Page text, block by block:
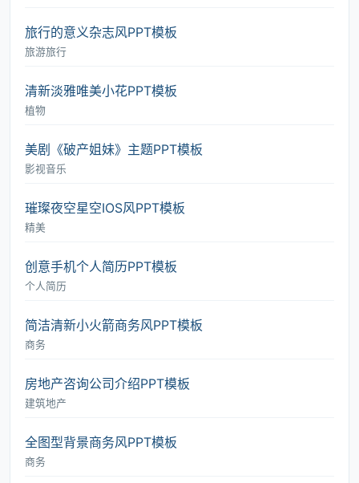
旅行的意义杂志风PPT模板
旅游旅行
清新淡雅唯美小花PPT模板
植物
美剧《破产姐妹》主题PPT模板
影视音乐
璀璨夜空星空IOS风PPT模板
精美
创意手机个人简历PPT模板
个人简历
简洁清新小火箭商务风PPT模板
商务
房地产咨询公司介绍PPT模板
建筑地产
全图型背景商务风PPT模板
商务